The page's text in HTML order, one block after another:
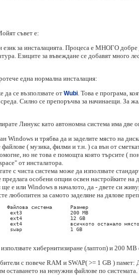
съвет е:
език за инсталацията. Процеса е МНОГО
Езиците за въвеждане се добавят много
една нормална инсталация:
да се възползвате от Wubi . Това е програма,
Силно се препоръчва за начинаещи. За
Линукс като автономна система има две
Windows и трябва да и заделите място на
( музика, филми и т.н. ) са вън от
но не това е помощта която търсите (
от инсталатора.
с чиста система може да използвате
особени опции освен настройките
е или Windows в началото, да - двете си
любопитен за самото заделяне на дялове
Файлова системa      Размер
ext3                200 MB
12 GB
всичкото останало място
swap                1 GB
хибернитизиране (лаптоп) и 200 МB
с повече RAM и SWAP( >= 1 GB )
оставането на ненужни файлове по